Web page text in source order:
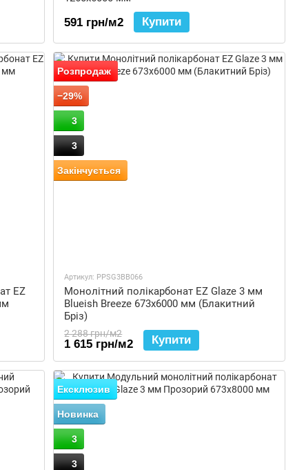
через сайт компанії.
591 грн/м2 Купити
EZ
Розпродаж
−29%
3
3
Закінчується
Артикул: PPSG3BB066
Монолітний полікарбонат EZ Glaze 3 мм
Blueish Breeze 673x6000 мм (Блакитний
Бріз)
2 288 грн/м2
1 615 грн/м2 Купити
Ексклюзив
Новинка
3
3